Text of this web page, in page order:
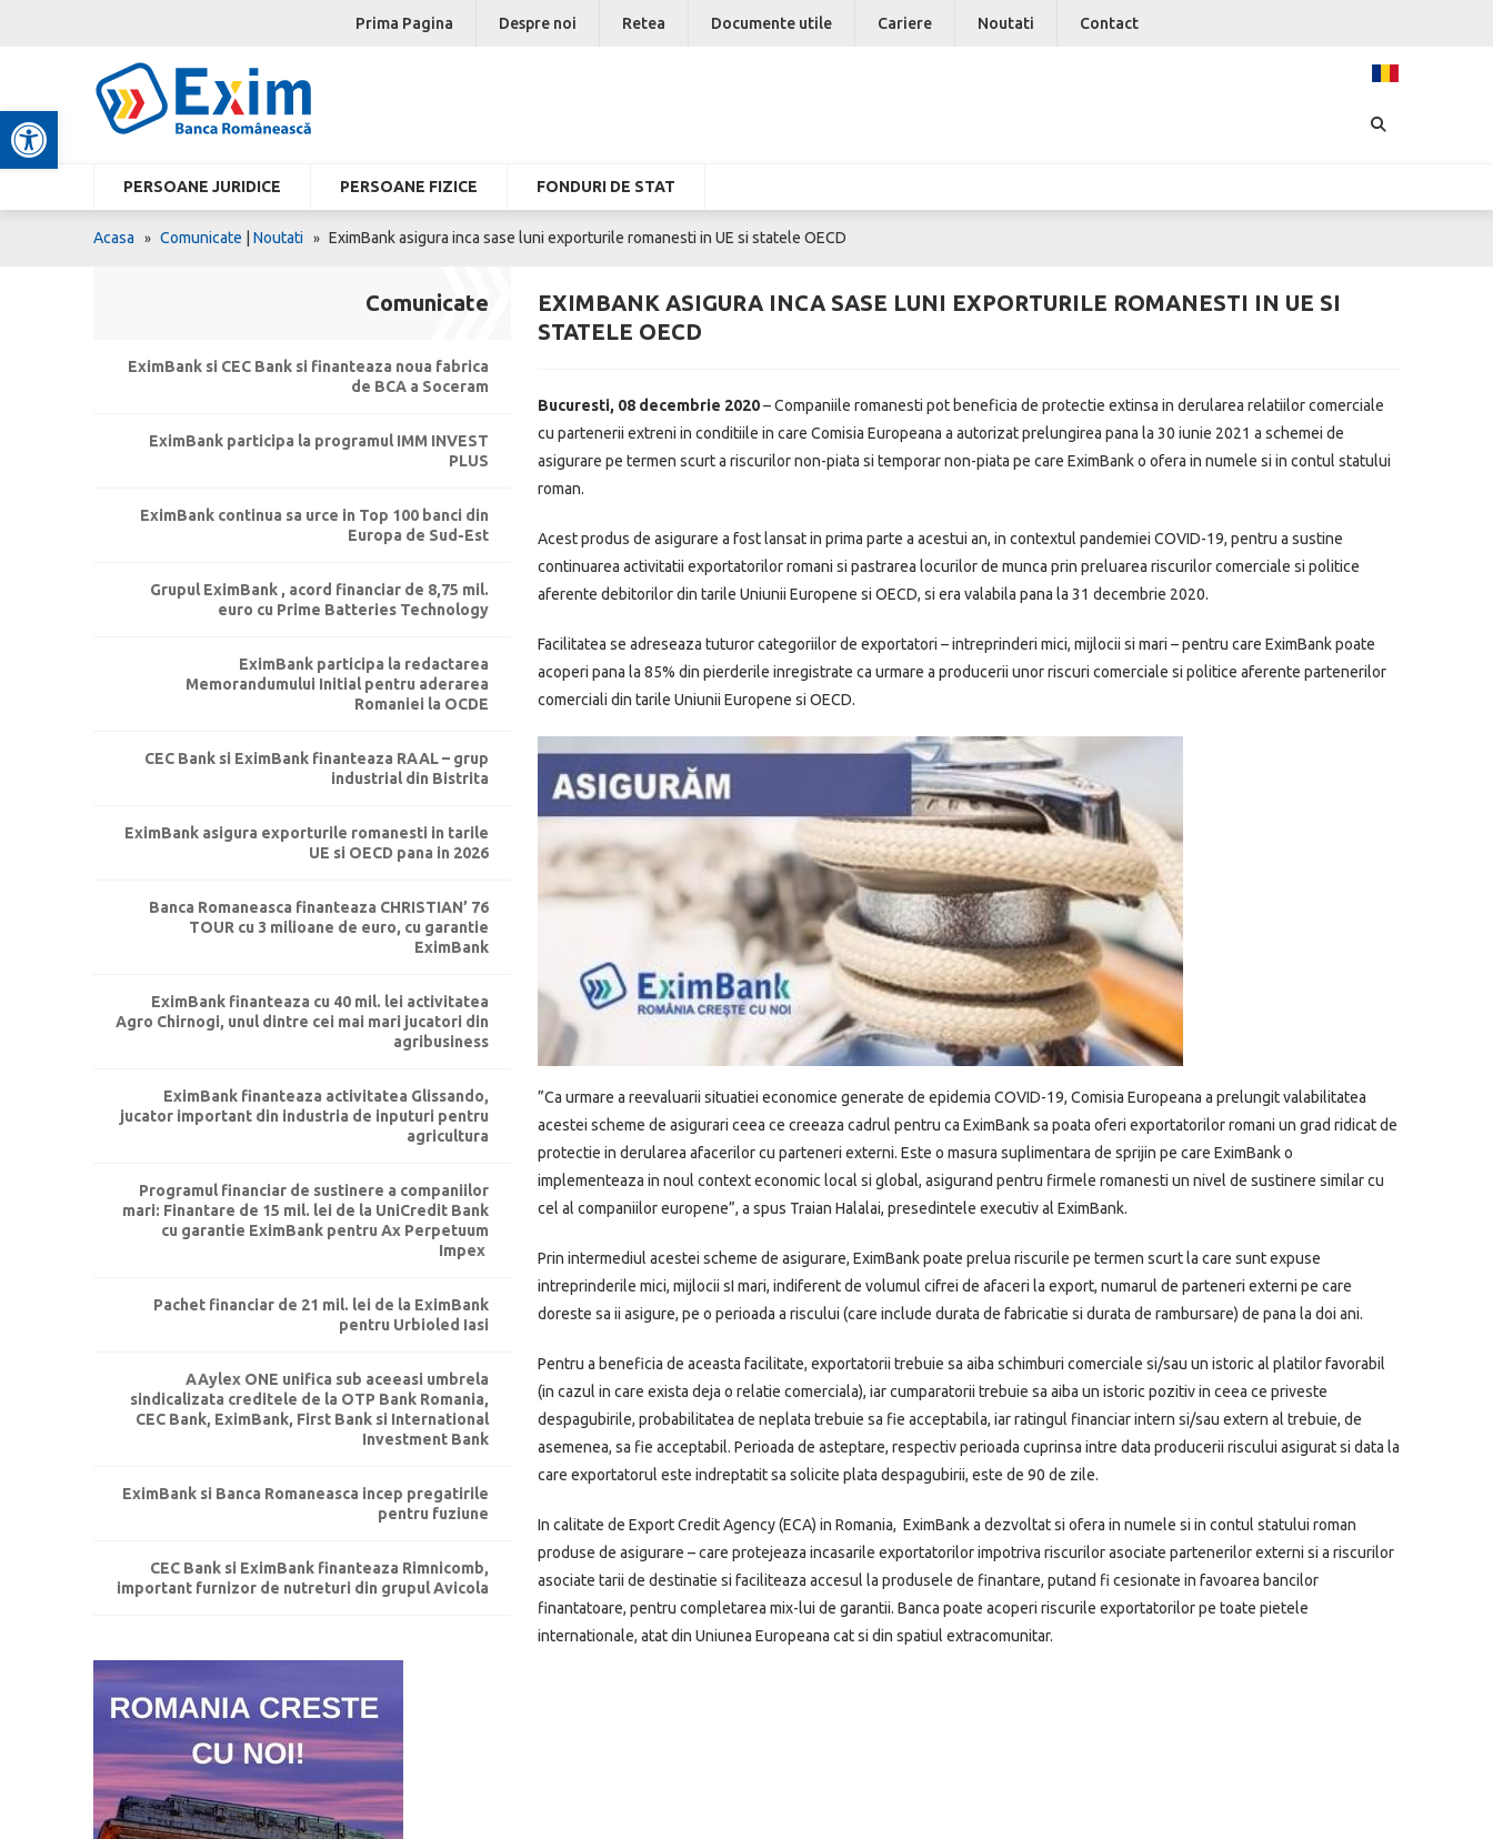
Deschide bara de unelte
Prima Pagina Despre noi Retea Documente utile Cariere Noutati Contact
PERSOANE JURIDICE PERSOANE FIZICE FONDURI DE STAT
Acasa Comunicate Noutati EximBank asigura inca sase luni exporturile romanesti in UE si statele OECD
Comunicate
EximBank si CEC Bank si finanteaza noua fabrica
de BCA a Soceram
EximBank participa la programul IMM INVEST
PLUS
EximBank continua sa urce in Top 100 banci din
Europa de Sud-Est
Grupul EximBank , acord financiar de 8,75 mil.
euro cu Prime Batteries Technology
EximBank participa la redactarea
Memorandumului Initial pentru aderarea
Romaniei la OCDE
CEC Bank si EximBank finanteaza RAAL – grup
industrial din Bistrita
EximBank asigura exporturile romanesti in tarile
UE si OECD pana in 2026
Banca Romaneasca finanteaza CHRISTIAN’ 76
TOUR cu 3 milioane de euro, cu garantie
EximBank
EximBank finanteaza cu 40 mil. lei activitatea
Agro Chirnogi, unul dintre cei mai mari jucatori din
agribusiness
EximBank finanteaza activitatea Glissando,
jucator important din industria de inputuri pentru
agricultura
Programul financiar de sustinere a companiilor
mari: Finantare de 15 mil. lei de la UniCredit Bank
cu garantie EximBank pentru Ax Perpetuum
Impex
Pachet financiar de 21 mil. lei de la EximBank
pentru Urbioled Iasi
AAylex ONE unifica sub aceeasi umbrela
sindicalizata creditele de la OTP Bank Romania,
CEC Bank, EximBank, First Bank si International
Investment Bank
EximBank si Banca Romaneasca incep pregatirile
pentru fuziune
CEC Bank si EximBank finanteaza Rimnicomb,
important furnizor de nutreturi din grupul Avicola
EXIMBANK ASIGURA INCA SASE LUNI EXPORTURILE ROMANESTI IN UE SI
STATELE OECD
Bucuresti, 08 decembrie 2020– Companiile romanesti pot beneficia de protectie extinsa in derularea relatiilor comerciale
cu partenerii extreni in conditiile in care Comisia Europeana a autorizat prelungirea pana la 30 iunie 2021 a schemei de
asigurare pe termen scurt a riscurilor non-piata si temporar non-piata pe care EximBank o ofera in numele si in contul statului
roman.
Acest produs de asigurare a fost lansat in prima parte a acestui an, in contextul pandemiei COVID-19, pentru a sustine
continuarea activitatii exportatorilor romani si pastrarea locurilor de munca prin preluarea riscurilor comerciale si politice
aferente debitorilor din tarile Uniunii Europene si OECD, si era valabila pana la 31 decembrie 2020.
Facilitatea se adreseaza tuturor categoriilor de exportatori – intreprinderi mici, mijlocii si mari – pentru care EximBank poate
acoperi pana la 85% din pierderile inregistrate ca urmare a producerii unor riscuri comerciale si politice aferente partenerilor
comerciali din tarile Uniunii Europene si OECD.
”Ca urmare a reevaluarii situatiei economice generate de epidemia COVID-19, Comisia Europeana a prelungit valabilitatea
acestei scheme de asigurari ceea ce creeaza cadrul pentru ca EximBank sa poata oferi exportatorilor romani un grad ridicat de
protectie in derularea afacerilor cu parteneri externi. Este o masura suplimentara de sprijin pe care EximBank o
implementeaza in noul context economic local si global, asigurand pentru firmele romanesti un nivel de sustinere similar cu
cel al companiilor europene”, a spus Traian Halalai, presedintele executiv al EximBank.
Prin intermediul acestei scheme de asigurare, EximBank poate prelua riscurile pe termen scurt la care sunt expuse
intreprinderile mici, mijlocii sI mari, indiferent de volumul cifrei de afaceri la export, numarul de parteneri externi pe care
doreste sa ii asigure, pe o perioada a riscului (care include durata de fabricatie si durata de rambursare) de pana la doi ani.
Pentru a beneficia de aceasta facilitate, exportatorii trebuie sa aiba schimburi comerciale si/sau un istoric al platilor favorabil
(in cazul in care exista deja o relatie comerciala), iar cumparatorii trebuie sa aiba un istoric pozitiv in ceea ce priveste
despagubirile, probabilitatea de neplata trebuie sa fie acceptabila, iar ratingul financiar intern si/sau extern al trebuie, de
asemenea, sa fie acceptabil. Perioada de asteptare, respectiv perioada cuprinsa intre data producerii riscului asigurat si data la
care exportatorul este indreptatit sa solicite plata despagubirii, este de 90 de zile.
In calitate de Export Credit Agency (ECA) in Romania, EximBank a dezvoltat si ofera in numele si in contul statului roman
produse de asigurare – care protejeaza incasarile exportatorilor impotriva riscurilor asociate partenerilor externi si a riscurilor
asociate tarii de destinatie si faciliteaza accesul la produsele de finantare, putand fi cesionate in favoarea bancilor
finantatoare, pentru completarea mix-lui de garantii. Banca poate acoperi riscurile exportatorilor pe toate pietele
internationale, atat din Uniunea Europeana cat si din spatiul extracomunitar.